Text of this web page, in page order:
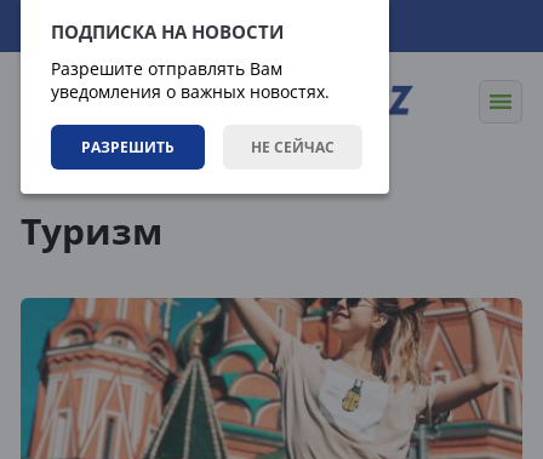
ПОДПИСКА НА НОВОСТИ
Разрешите отправлять Вам
уведомления о важных новостях.
РАЗРЕШИТЬ НЕ СЕЙЧАС
06.08.2026 17:13:54
Туризм